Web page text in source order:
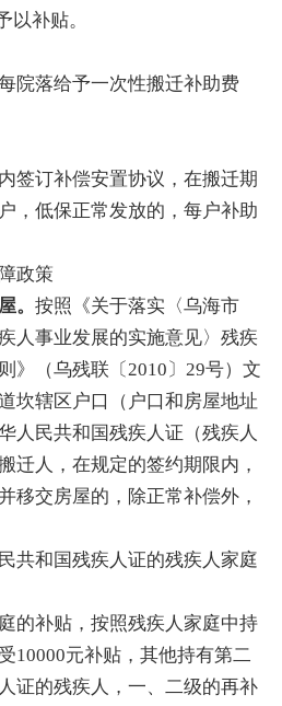
以补贴。
院落给予一次性搬迁补助费
签订补偿安置协议，在搬迁期
，低保正常发放的，每户补助
政策
。 按照《关于落实〈乌海市
人事业发展的实施意见〉残疾
》（乌残联〔2010〕29号）文
坎辖区户口（户口和房屋地址
人民共和国残疾人证（残疾人
迁人，在规定的签约期限内，
移交房屋的，除正常补偿外，
共和国残疾人证的残疾人家庭
的补贴，按照残疾人家庭中持
10000元补贴，其他持有第二
证的残疾人，一、二级的再补